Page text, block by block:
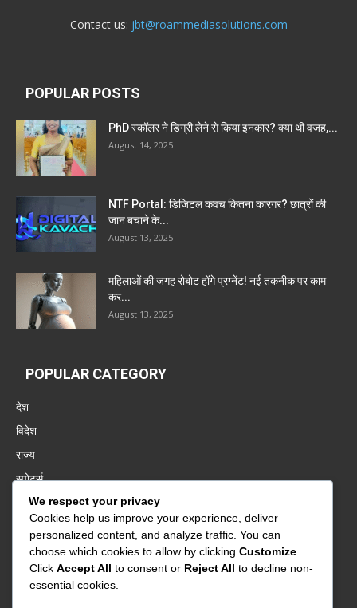
Contact us: jbt@roammediasolutions.com
POPULAR POSTS
PhD स्कॉलर ने डिग्री लेने से किया इनकार? क्या थी वजह,...
August 14, 2025
NTF Portal: डिजिटल कवच कितना कारगर? छात्रों की
जान बचाने के...
August 13, 2025
महिलाओं की जगह रोबोट होंगे प्रग्नेंट! नई तकनीक पर काम
कर...
August 13, 2025
POPULAR CATEGORY
देश
विदेश
राज्य
स्पोर्ट्स
पंजाब
बॉलीवुड
बिज़नेस
वायरल
We respect your privacy
Cookies help us improve your experience, deliver
personalized content, and analyze traffic. You can
choose which cookies to allow by clicking Customize
Click Accept All to consent or Reject All to decline non-
essential cookies.